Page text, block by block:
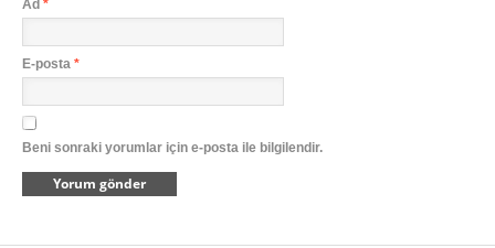
Ad *
E-posta *
Beni sonraki yorumlar için e-posta ile bilgilendir.